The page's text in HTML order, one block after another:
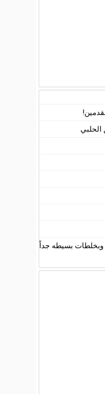
وبخلطات بسيطه جداً